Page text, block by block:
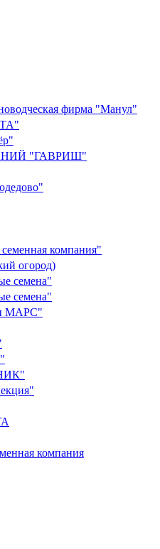
фирма "Манул"
"ГАВРИШ"
компания"
огород)
семена"
семена"
МАРС"
компания